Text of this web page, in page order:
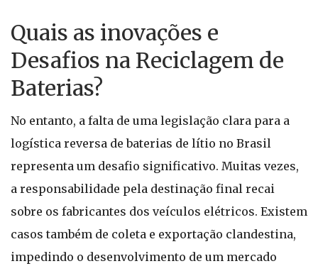
Quais as inovações e
Desafios na Reciclagem de
Baterias?
No entanto, a falta de uma legislação clara para a
logística reversa de baterias de lítio no Brasil
representa um desafio significativo. Muitas vezes,
a responsabilidade pela destinação final recai
sobre os fabricantes dos veículos elétricos. Existem
casos também de coleta e exportação clandestina,
impedindo o desenvolvimento de um mercado